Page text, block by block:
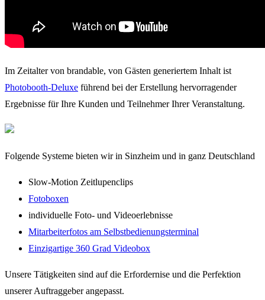
Im Zeitalter von brandable, von Gästen generiertem Inhalt ist
Photobooth-Deluxe führend bei der Erstellung hervorragender
Ergebnisse für Ihre Kunden und Teilnehmer Ihrer Veranstaltung.
Folgende Systeme bieten wir in Sinzheim und in ganz Deutschland
Slow-Motion Zeitlupenclips
Fotoboxen
individuelle Foto- und Videoerlebnisse
Mitarbeiterfotos am Selbstbedienungsterminal
Einzigartige 360 Grad Videobox
Unsere Tätigkeiten sind auf die Erfordernise und die Perfektion
unserer Auftraggeber angepasst.